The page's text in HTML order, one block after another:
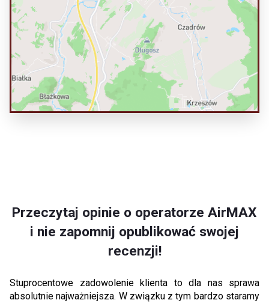
Przeczytaj opinie o operatorze AirMAX
i nie zapomnij opublikować swojej
recenzji!
Stuprocentowe zadowolenie klienta to dla nas sprawa
absolutnie najważniejsza. W związku z tym bardzo staramy